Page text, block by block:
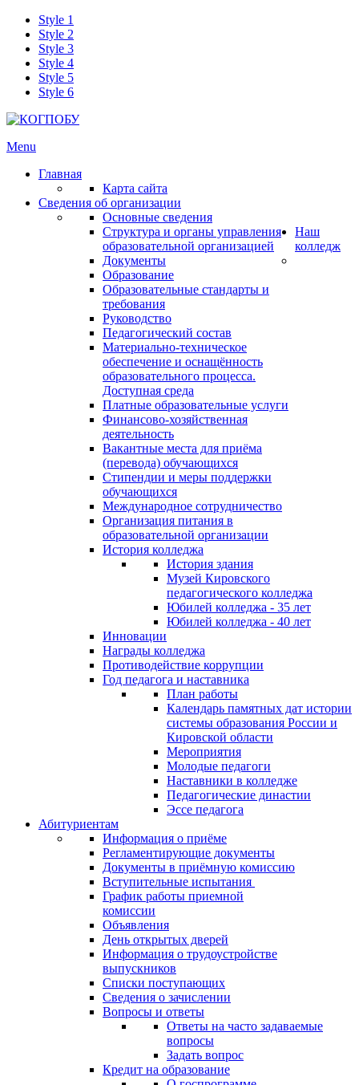
Style 1
Style 2
Style 3
Style 4
Style 5
Style 6
Menu
Главная
Карта сайта
Сведения об организации
Основные сведения
Структура и органы управления
образовательной организацией
Документы
Образование
Образовательные стандарты и
требования
Руководство
Педагогический состав
Материально-техническое
обеспечение и оснащённость
образовательного процесса.
Доступная среда
Платные образовательные услуги
Финансово-хозяйственная
деятельность
Вакантные места для приёма
(перевода) обучающихся
Стипендии и меры поддержки
обучающихся
Международное сотрудничество
Организация питания в
образовательной организации
Наш
колледж
История колледжа
История здания
Музей Кировского
педагогического колледжа
Юбилей колледжа - 35 лет
Юбилей колледжа - 40 лет
Инновации
Награды колледжа
Противодействие коррупции
Год педагога и наставника
План работы
Календарь памятных дат истории
системы образования России и
Кировской области
Мероприятия
Молодые педагоги
Наставники в колледже
Педагогические династии
Эссе педагога
Абитуриентам
Информация о приёме
Регламентирующие документы
Документы в приёмную комиссию
Вступительные испытания
График работы приемной
комиссии
Объявления
День открытых дверей
Информация о трудоустройстве
выпускников
Списки поступающих
Сведения о зачислении
Вопросы и ответы
Ответы на часто задаваемые
вопросы
Задать вопрос
Кредит на образование